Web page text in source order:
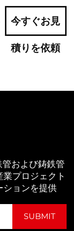
今すぐお見
積りを依頼
および鋳鉄管
プロジェクト
ションを提供